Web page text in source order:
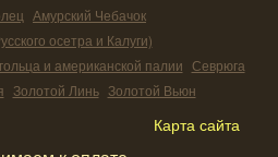
Амурский Чебачок
осетра и Калуги)
и американской палии Севрюга
Золотой Линь Золотой Вьюн
Карта сайта